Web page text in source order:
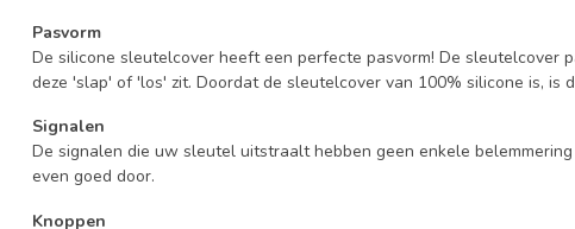
Pasvorm
De silicone sleutelcover heeft een perfecte pasvorm! De sleutelcover
deze 'slap' of 'los' zit. Doordat de sleutelcover van 100% silicone is, is
Signalen
De signalen die uw sleutel uitstraalt hebben geen enkele
even goed door.
Knoppen